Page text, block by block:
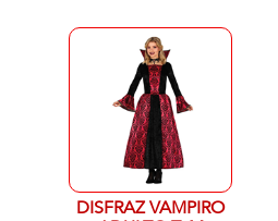
DISFRAZ VAMPIRO